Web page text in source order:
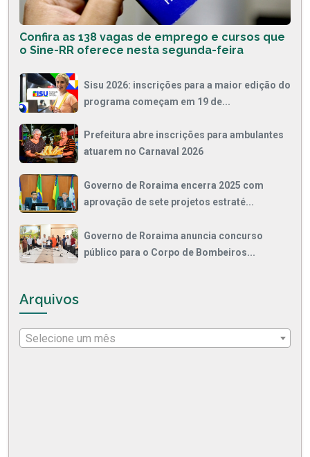
Confira as 138 vagas de emprego e cursos que
o Sine-RR oferece nesta segunda-feira
Sisu 2026: inscrições para a maior edição do
programa começam em 19 de...
Prefeitura abre inscrições para ambulantes
atuarem no Carnaval 2026
Governo de Roraima encerra 2025 com
aprovação de sete projetos estraté...
Governo de Roraima anuncia concurso
público para o Corpo de Bombeiros...
Arquivos
Selecione um mês